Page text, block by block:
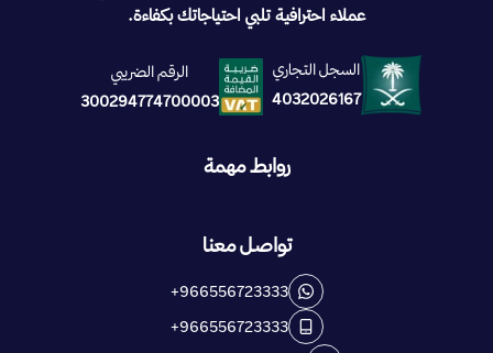
عملاء احترافية تلبي احتياجاتك بكفاءة.
السجل التجاري
4032026167
الرقم الضريبي
300294774700003
روابط مهمة
تواصل معنا
+966556723333
+966556723333